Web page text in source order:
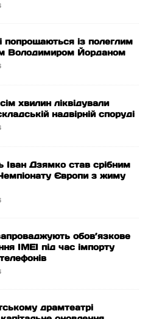
попрощаються із полеглим
Володимиром Йорданом
хвилин ліквідували
надвірній споруді
Іван Дзямко став срібним
Європи з жиму
обов’язкове
IMEI під час імпорту
драмтеатрі